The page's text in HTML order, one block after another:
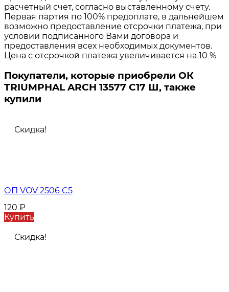
расчетный счет, согласно выставленному счету.
Первая партия по 100% предоплате, в дальнейшем
возможно предоставление отсрочки платежа, при
условии подписанного Вами договора и
предоставления всех необходимых документов.
Цена с отсрочкой платежа увеличивается на 10 %
Покупатели, которые приобрели ОК
TRIUMPHAL ARCH 13577 C17 Ш, также
купили
Скидка!
ОП VOV 2506 C5
120 ₽
Купить
Скидка!